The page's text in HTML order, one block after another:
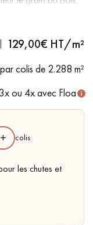
?
vous guider pas à
parquet.
appelle
une élégance
parquet massif
129,00€ HT/m²
colis de 2.288 m²
ou 4x avec Floa
les chutes et
+ colis